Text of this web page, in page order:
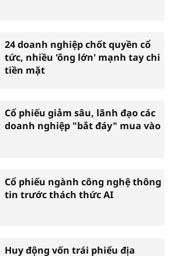
24 doanh nghiệp chốt quyền cổ
tức, nhiều 'ông lớn' mạnh tay chi
tiền mặt
Cổ phiếu giảm sâu, lãnh đạo các
doanh nghiệp "bắt đáy" mua vào
Cổ phiếu ngành công nghệ thông
tin trước thách thức AI
Huy động vốn trái phiếu địa